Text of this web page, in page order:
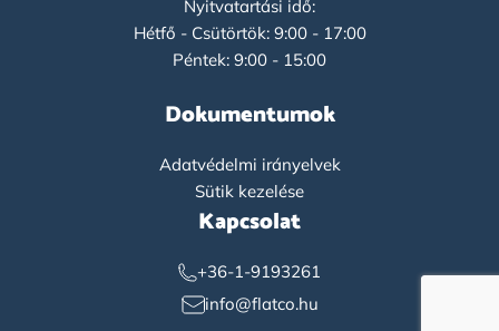
Nyitvatartási idő:
Hétfő - Csütörtök: 9:00 - 17:00
Péntek: 9:00 - 15:00
Dokumentumok
Adatvédelmi irányelvek
Sütik kezelése
Kapcsolat
+36-1-9193261
info@flatco.hu